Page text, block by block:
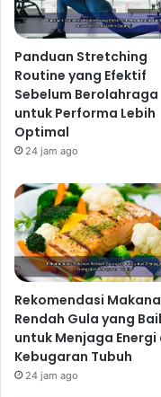
Panduan Stretching
Routine yang Efektif
Sebelum Berolahraga
untuk Performa Lebih
Optimal
24 jam ago
Rekomendasi
Rendah Gula yang
untuk Menjaga Energi
Kebugaran Tubuh
24 jam ago